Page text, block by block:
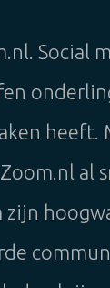
Social
heeft.
al
zijn